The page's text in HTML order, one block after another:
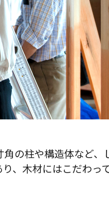
の柱や構造体など、
、木材にはこだわっ